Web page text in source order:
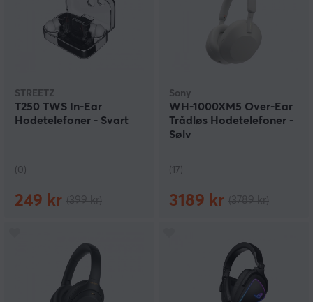
STREETZ
T250 TWS In-Ear
Hodetelefoner - Svart
(0)
249 kr
Sony
WH-1000XM5 Over-Ear
Trådløs Hodetelefoner -
Sølv
(17)
3189 kr